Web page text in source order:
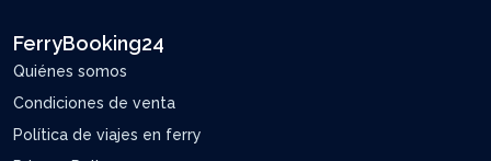
FerryBooking24
Quiénes somos
Condiciones de venta
Política de viajes en ferry